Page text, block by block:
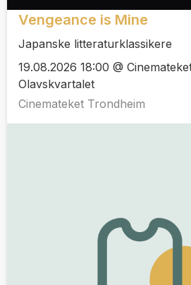
Vengeance is Mine
Japanske litteraturklassikere
19.08.2026 18:00 @
Olavskvartalet
Cinemateket Trondheim